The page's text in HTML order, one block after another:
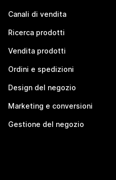
Canali di vendita
Ricerca prodotti
Vendita prodotti
Ordini e spedizioni
Design del negozio
Marketing e conversioni
Gestione del negozio